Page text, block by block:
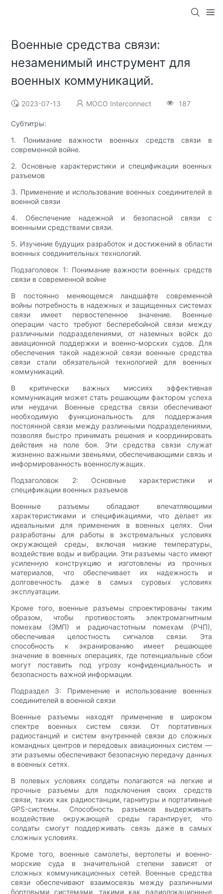
Военные средства связи:
незаменимый инструмент для
военных коммуникаций.
2023-07-13 MOCO Interconnect 187
Субтитры:
1. Понимание важности военных средств связи в
современной войне.
2. Основные характеристики и спецификации военных
разъемов
3. Применение и использование военных соединителей в
военной связи
4. Обеспечение надежной и безопасной связи с
военными средствами связи.
5. Изучение будущих разработок и достижений в области
военных соединительных технологий.
Подзаголовок 1: Понимание важности военных средств
связи в современной войне
В постоянно меняющемся ландшафте современной
войны потребность в надежных и защищенных системах
связи имеет первостепенное значение. Военные
операции часто требуют бесперебойной связи между
различными подразделениями, от наземных войск до
авиационной поддержки и военно-морских судов. Для
обеспечения такой надежной связи военные средства
связи стали обязательной технологией для военных
коммуникаций.
В критически важных миссиях эффективная
коммуникация может стать решающим фактором успеха
или неудачи. Военные средства связи обеспечивают
необходимую функциональность для поддержания
постоянной связи между различными подразделениями,
позволяя быстро принимать решения и координировать
действия на поле боя. Эти средства связи служат
жизненно важными звеньями, обеспечивающими связь и
информированность военнослужащих.
Подзаголовок 2: Основные характеристики и
спецификации военных разъемов
Военные разъемы обладают впечатляющими
характеристиками и спецификациями, что делает их
идеальными для применения в военных целях. Они
разработаны для работы в экстремальных условиях
окружающей среды, включая низкие температуры,
воздействие воды и вибрации. Эти разъемы часто имеют
усиленную конструкцию и изготовлены из прочных
материалов, что обеспечивает их надежность и
долговечность даже в самых суровых условиях
эксплуатации.
Кроме того, военные разъемы спроектированы таким
образом, чтобы противостоять электромагнитным
помехам (ЭМП) и радиочастотным помехам (РЧП),
обеспечивая целостность сигналов связи. Эта
способность к экранированию имеет решающее
значение в военных операциях, где потенциальные сбои
могут поставить под угрозу конфиденциальность и
безопасность важной информации.
Подраздел 3: Применение и использование военных
соединителей в военной связи
Военные разъемы находят применение в широком
спектре военных систем связи. От портативных
радиостанций и систем внутренней связи до сложных
командных центров и передовых авиационных систем —
эти разъемы обеспечивают безопасную передачу данных
в военных сетях.
В полевых условиях солдаты полагаются на легкие и
прочные разъемы для подключения своих средств
связи, таких как радиостанции, гарнитуры и портативные
GPS-системы. Способность разъемов выдерживать
воздействие окружающей среды гарантирует, что
солдаты смогут поддерживать связь даже в самых
сложных условиях.
Кроме того, военные самолеты, вертолеты и военно-
морские суда в значительной степени зависят от
сложных коммуникационных сетей. Военные средства
связи обеспечивают взаимосвязь между различными
бортовыми системами, такими как радиолокационные